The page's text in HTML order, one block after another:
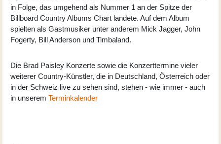
in Folge, das umgehend als Nummer 1 an der Spitze der
Billboard Country Albums Chart landete. Auf dem Album
spielten als Gastmusiker unter anderem Mick Jagger, John
Fogerty, Bill Anderson und Timbaland.
Die Brad Paisley Konzerte sowie die Konzerttermine vieler
weiterer Country-Künstler, die in Deutschland, Österreich oder
in der Schweiz live zu sehen sind, stehen - wie immer - auch
in unserem Terminkalender